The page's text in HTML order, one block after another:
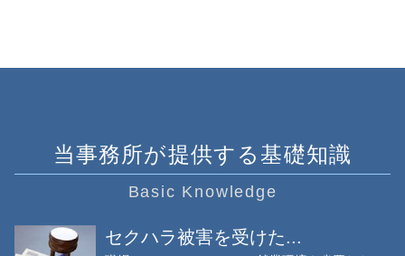
当事務所が提供する基礎知識
Basic Knowledge
セクハラ被害を受けた...